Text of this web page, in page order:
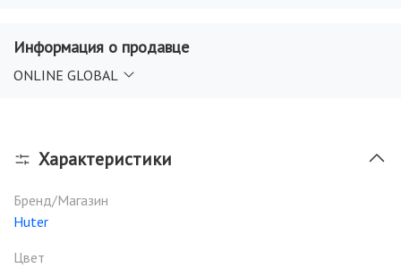
Информация о продавце
ONLINE GLOBAL
Характеристики
Бренд/Магазин
Huter
Цвет